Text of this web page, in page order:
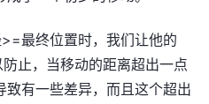
最终位置时，我们让他的
止，当移动的距离超出一点
有一些差异，而且这个超出